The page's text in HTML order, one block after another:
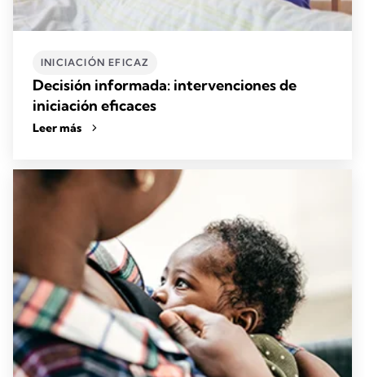
INICIACIÓN EFICAZ
Decisión informada: intervenciones de
iniciación eficaces
Leer más